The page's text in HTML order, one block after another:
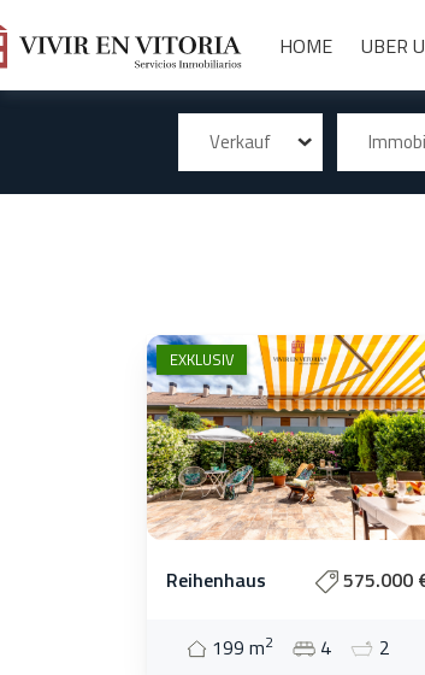
HOME UBER
Verkauf
EXKLUSIV
Reihenhaus 575.000
199 m2 4 2